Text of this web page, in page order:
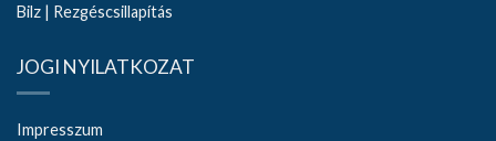
Bilz | Rezgéscsillapítás
JOGI NYILATKOZAT
Impresszum